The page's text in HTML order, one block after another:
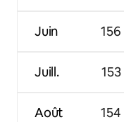
Juin
Juill.
Août